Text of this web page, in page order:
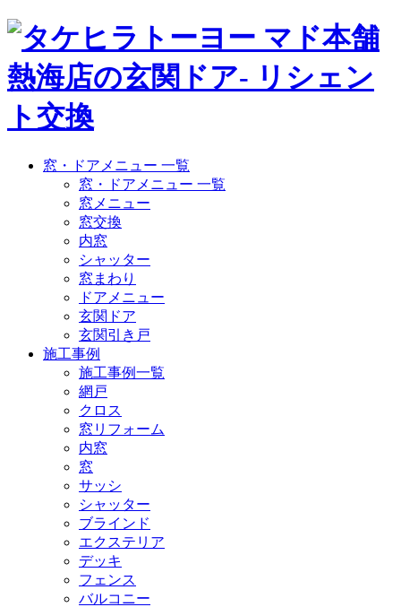
窓・ドアメニュー 一覧
窓・ドアメニュー 一覧
窓メニュー
窓交換
内窓
シャッター
窓まわり
ドアメニュー
玄関ドア
玄関引き戸
施工事例
施工事例一覧
網戸
クロス
窓リフォーム
内窓
窓
サッシ
シャッター
ブラインド
エクステリア
デッキ
フェンス
バルコニー